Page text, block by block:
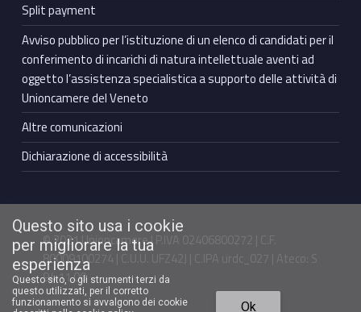
Split payment
Avviso pubblico per l’istituzione di un elenco di candidati per il
conferimento di incarichi di natura intellettuale aventi ad
oggetto l’assistenza specialistica a supporto delle attività di
Unioncamere del Veneto
Altre comunicazioni
Dichiarazione di accessibilità
© 2021 Unioncamere | P.IVA 02406800272 | C.F.
80009100274 | C.U.U. UFZ42J | C.IPA urdc_027 | Ateco: S
94.11.00
Torna in cima ↑
Questo sito usa i cookie
per migliorare la tua
esperienza
Questo sito, o gli strumenti terzi da
questo utilizzati, per il corretto
funzionamento si avvalgono dei cookie
Ok